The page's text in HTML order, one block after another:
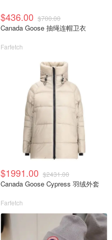
$436.00 $700.00
Canada Goose 抽绳连帽卫衣
Farfetch
$1991.00 $2431.00
Canada Goose Cypress 羽绒外套
Farfetch